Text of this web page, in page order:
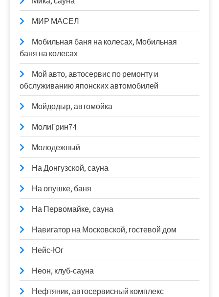
МИР МАСЕЛ
Мобильная баня на колесах, Мобильная
баня на колесах
Мой авто, автосервис по ремонту и
обслуживанию японских автомобилей
Мойдодыр, автомойка
МолиГрин74
Молодежный
На Донгузской, сауна
На опушке, баня
На Первомайке, сауна
Навигатор на Московской, гостевой дом
Нейс-Юг
Неон, клуб-сауна
Нефтяник, автосервисный комплекс